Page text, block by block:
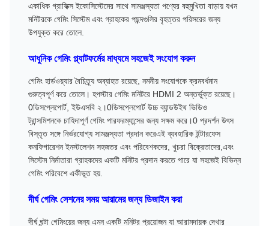
একাধিক গ্রাফিক্স ইকোসিস্টেমের সাথে সামঞ্জস্যতা পণ্যের বহুমুখিতা বাড়ায় যখন
মনিটরকে গেমিং সিস্টেম এবং গ্রাহকের পছন্দগুলির বৃহত্তর পরিসরের জন্য
উপযুক্ত করে তোলে.
আধুনিক গেমিং প্ল্যাটফর্মের মাধ্যমে সহজেই সংযোগ করুন
গেমিং হার্ডওয়্যার বৈচিত্র্য অব্যাহত রয়েছে, নমনীয় সংযোগকে ক্রমবর্ধমান
গুরুত্বপূর্ণ করে তোলে। হপস্টার গেমিং মনিটরে HDMI 2 অন্তর্ভুক্ত রয়েছে।
0ডিসপ্লেপোর্ট, ইউএসবি ২।0ডিসপ্লেপোর্ট উচ্চ ব্যান্ডউইথ ভিডিও
ট্রান্সমিশনকে চাহিদাপূর্ণ গেমিং পারফরম্যান্সের জন্য সক্ষম করে।0 প্রদর্শন উৎস
বিস্তৃত সঙ্গে নির্ভরযোগ্য সামঞ্জস্যতা প্রদান করেএই ব্যবহারিক ইন্টারফেস
কনফিগারেশন ইনস্টলেশন সহজতর এবং পরিবেশকদের, খুচরা বিক্রেতাদের,এবং
সিস্টেম নির্মাতারা গ্রাহকদের একটি মনিটর প্রদান করতে পারে যা সহজেই বিভিন্ন
গেমিং পরিবেশে একীভূত হয়.
দীর্ঘ গেমিং সেশনের সময় আরামের জন্য ডিজাইন করা
দীর্ঘ ঘন্টা গেমিংয়ের জন্য এমন একটি মনিটর প্রয়োজন যা আরামদায়ক দেখার